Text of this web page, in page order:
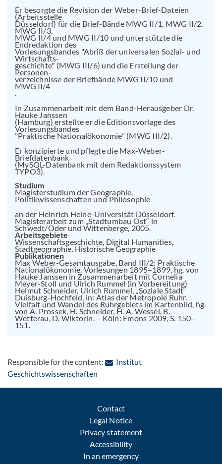
Er besorgte die Revision der Weber-Brief-Dateien
(Arbeitsstelle
Düsseldorf) für die Brief-Bände MWG II/1, MWG II/2,
MWG II/3,
MWG II/4 und MWG II/10 und unterstützte die
Endredaktion des
Vorlesungsbandes "Abriß der universalen Sozial- und
Wirtschafts-
geschichte" (MWG III/6) und die Erstellung der
Personen-
verzeichnisse der Briefbände MWG II/10 und
MWG II/4
.
In Zusammenarbeit mit dem Band-Herausgeber Dr.
Hauke Janssen
(Hamburg) erstellte er die Editionsvorlage des
Vorlesungsbandes
"Praktische Nationalökonomie" (MWG III/2).
Er konzipierte und pflegte die Max-Weber-
Briefdatenbank
(MySQL-Datenbank mit dem Redaktionssystem
TYPO3).
Studium
Magisterstudium der Geographie,
Politikwissenschaften und Philosophie
an der Heinrich Heine-Universität Düsseldorf.
Magisterarbeit zum „Stadtumbau Ost“ in
Schwedt/Oder und Wittenberge, 2005.
Arbeitsgebiete
Wissenschaftsgeschichte, Digital Humanities,
Stadtgeographie, Historische Geographie
Publikationen
Max Weber-Gesamtausgabe, Band III/2: Praktische
Nationalökonomie. Vorlesungen 1895–1899, hg. von
Hauke Janssen in Zusammenarbeit mit Cornelia
Meyer-Stoll und Ulrich Rummel (in Vorbereitung)
Helmut Schneider, Ulrich Rummel, „Soziale Stadt“
Duisburg-Hochfeld, in: Atlas der Metropole Ruhr.
Vielfalt und Wandel des Ruhrgebiets im Kartenbild, hg.
von A. Prossek, H. Schneider, H. A. Wessel, B.
Wetterau, D. Wiktorin. – Köln: Emons 2009, S. 150–
151.
Responsible for the content:
Institut
Geschichtswissenschaften
Contact
Legal Notice
Privacy statement
Accessibility
In an emergency